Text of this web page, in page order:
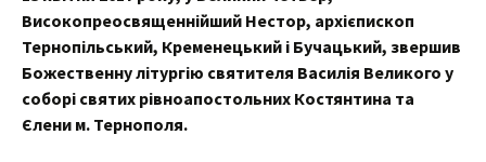
Високопреосвященнійший Нестор, архієпископ
Тернопільський, Кременецький і Бучацький, звершив
Божественну літургію святителя Василія Великого у
соборі святих рівноапостольних Костянтина та
Єлени м. Тернополя.